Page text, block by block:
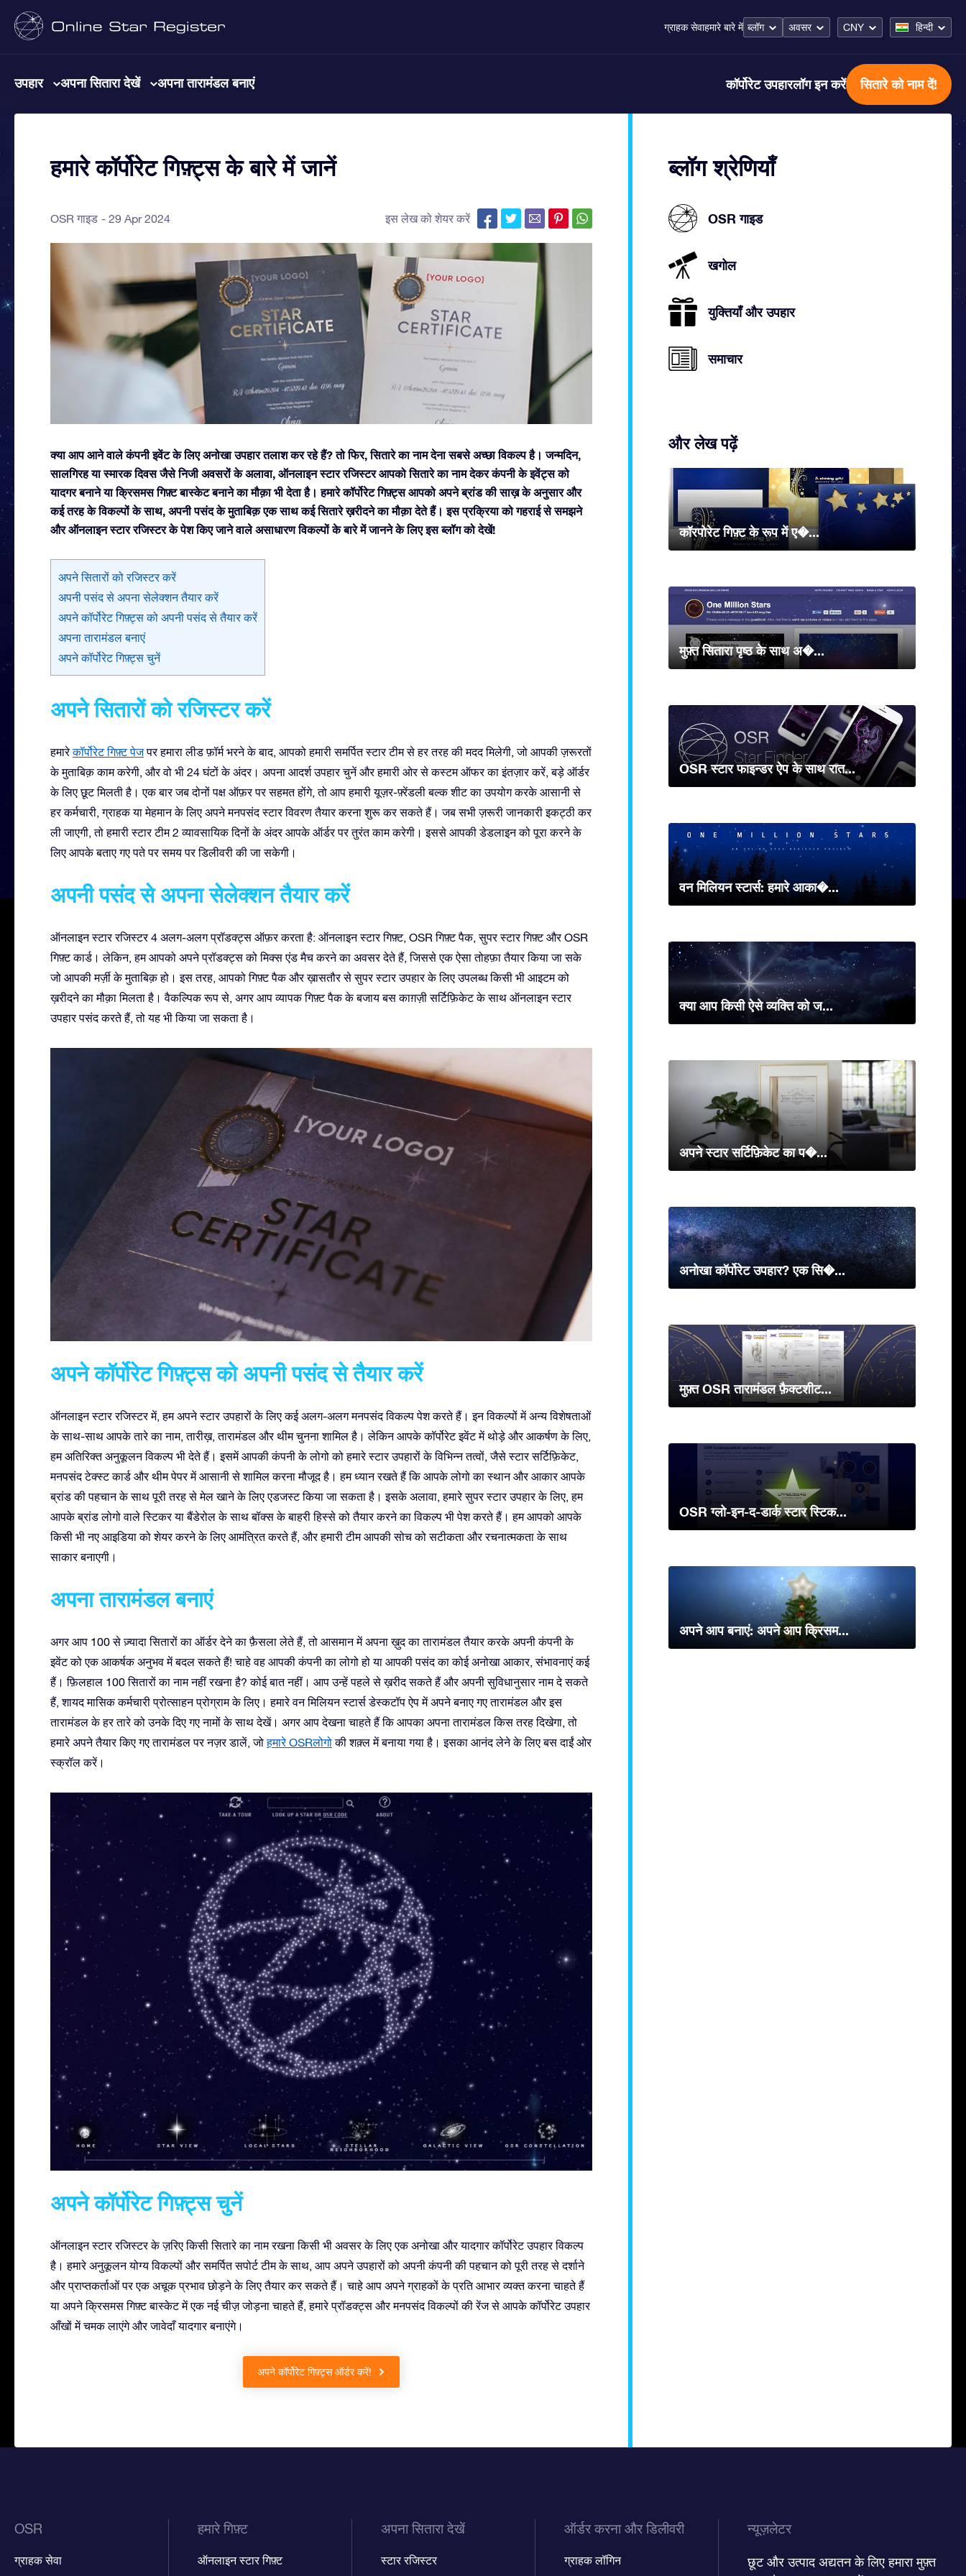
ग्राहक सेवाहमारे बारे में ब्लॉग अवसर CNY हिन्दी
उपहार अपना सितारा देखें अपना तारामंडल बनाएं कॉर्पोरेट उपहारलॉग इन करें सितारे को नाम दें!
हमारे कॉर्पोरेट गिफ़्ट्स के बारे में जानें
OSR गाइड 29 Apr 2024 इस लेख को शेयर करें
क्या आप आने वाले कंपनी इवेंट के लिए अनोखा उपहार तलाश कर रहे हैं? तो फिर, सितारे का नाम देना सबसे अच्छा विकल्प है। जन्मदिन,
सालगिरह या स्मारक दिवस जैसे निजी अवसरों के अलावा, ऑनलाइन स्टार रजिस्टर आपको सितारे का नाम देकर कंपनी के इवेंट्स को
यादगर बनाने या क्रिसमस गिफ़्ट बास्केट बनाने का मौक़ा भी देता है। हमारे कॉर्पोरेट गिफ़्ट्स आपको अपने ब्रांड की साख़ के अनुसार और
कई तरह के विकल्पों के साथ, अपनी पसंद के मुताबिक़ एक साथ कई सितारे ख़रीदने का मौक़ा देते हैं। इस प्रक्रिया को गहराई से समझने
और ऑनलाइन स्टार रजिस्टर के पेश किए जाने वाले असाधारण विकल्पों के बारे में जानने के लिए इस ब्लॉग को देखें!
अपने सितारों को रजिस्टर करें
अपनी पसंद से अपना सेलेक्शन तैयार करें
अपने कॉर्पोरेट गिफ़्ट्स को अपनी पसंद से तैयार करें
अपना तारामंडल बनाएं
अपने कॉर्पोरेट गिफ़्ट्स चुनें
अपने सितारों को रजिस्टर करें
हमारेकॉर्पोरेट गिफ़्ट पेजपर हमारा लीड फ़ॉर्म भरने के बाद, आपकोहमारी समर्पित स्टार टीम से हर तरह की मदद मिलेगी, जो आपकी ज़रूरतों
के मुताबिक़ काम करेगी, और वो भी 24 घंटों के अंदर। अपना आदर्श उपहार चुनें और हमारी ओर से कस्टम ऑफर का इंतज़ार करें, बड़े ऑर्डर
के लिए छूट मिलती है। एक बार जब दोनों पक्ष ऑफ़र पर सहमत होंगे, तो आप हमारी यूज़र-फ़्रेंडली बल्क शीट का उपयोग करके आसानी से
हर कर्मचारी, ग्राहक या मेहमान के लिए अपने मनपसंद स्टार विवरण तैयार करना शुरू कर सकते हैं। जब सभी ज़रूरी जानकारी इकट्ठी कर
ली जाएगी, तो हमारी स्टार टीम 2 व्यावसायिक दिनों के अंदर आपके ऑर्डर पर तुरंत काम करेगी। इससे आपकी डेडलाइन को पूरा करने के
लिए आपके बताए गए पते पर समय पर डिलीवरी की जा सकेगी।
अपनी पसंद से अपना सेलेक्शन तैयार करें
ऑनलाइन स्टार रजिस्टर 4 अलग-अलग प्रॉडक्ट्स ऑफ़र करता है: ऑनलाइन स्टार गिफ़्ट, OSR गिफ़्ट पैक, सुपर स्टार गिफ़्ट और OSR
गिफ़्ट कार्ड। लेकिन, हम आपको अपने प्रॉडक्ट्स को मिक्स एंड मैच करने का अवसर देते हैं, जिससे एक ऐसा तोहफ़ा तैयार किया जा सके
जो आपकी मर्ज़ी के मुताबिक़ हो। इस तरह, आपको गिफ़्ट पैक और ख़ासतौर से सुपर स्टार उपहार के लिए उपलब्ध किसी भी आइटम को
ख़रीदने का मौक़ा मिलता है। वैकल्पिक रूप से, अगर आप व्यापक गिफ़्ट पैक के बजाय बस काग़ज़ी सर्टिफ़िकेट के साथ ऑनलाइन स्टार
उपहार पसंद करते हैं, तो यह भी किया जा सकता है।
अपने कॉर्पोरेट गिफ़्ट्स को अपनी पसंद से तैयार करें
ऑनलाइन स्टार रजिस्टर में, हम अपने स्टार उपहारों के लिए कई अलग-अलग मनपसंद विकल्प पेश करते हैं। इन विकल्पों में अन्य विशेषताओं
के साथ-साथ आपके तारे का नाम, तारीख़, तारामंडल और थीम चुनना शामिल है। लेकिन आपके कॉर्पोरेट इवेंट में थोड़े और आकर्षण के लिए,
हम अतिरिक्त अनुकूलन विकल्प भी देते हैं। इसमें आपकी कंपनी के लोगो को हमारे स्टार उपहारों के विभिन्न तत्वों, जैसे स्टार सर्टिफ़िकेट,
मनपसंद टेक्स्ट कार्ड और थीम पेपर में आसानी से शामिल करना मौजूद है। हम ध्यान रखते हैं कि आपके लोगो का स्थान और आकार आपके
ब्रांड की पहचान के साथ पूरी तरह से मेल खाने के लिए एडजस्ट किया जा सकता है। इसके अलावा, हमारे सुपर स्टार उपहार के लिए, हम
आपके ब्रांड लोगो वाले स्टिकर या बैंडेरोल के साथ बॉक्स के बाहरी हिस्से को तैयार करने का विकल्प भी पेश करते हैं। हम आपको आपके
किसी भी नए आइडिया को शेयर करने के लिए आमंत्रित करते हैं, और हमारी टीम आपकी सोच को सटीकता और रचनात्मकता के साथ
साकार बनाएगी।
अपना तारामंडल बनाएं
अगर आप 100 से ज़्यादा सितारों का ऑर्डर देने का फ़ैसला लेते हैं, तो आसमान में अपना ख़ुद का तारामंडल तैयार करके अपनी कंपनी के
इवेंट को एक आकर्षक अनुभव में बदल सकते हैं! चाहे वह आपकी कंपनी का लोगो हो या आपकी पसंद का कोई अनोखा आकार, संभावनाएं कई
हैं। फ़िलहाल 100 सितारों का नाम नहीं रखना है? कोई बात नहीं। आप उन्हें पहले से ख़रीद सकते हैं और अपनी सुविधानुसार नाम दे सकते
हैं, शायद मासिक कर्मचारी प्रोत्साहन प्रोग्राम के लिए। हमारे वन मिलियन स्टार्स डेस्कटॉप ऐप में अपने बनाए गए तारामंडल और इस
तारामंडल के हर तारे को उनके दिए गए नामों के साथ देखें। अगर आप देखना चाहते हैं कि आपका अपना तारामंडल किस तरह दिखेगा, तो
हमारे अपने तैयार किए गए तारामंडल पर नज़र डालें, जोहमारे OSRलोगोकी शक़्ल में बनाया गया है। इसका आनंद लेने के लिए बस दाईं ओर
स्क्रॉल करें।
अपने कॉर्पोरेट गिफ़्ट्स चुनें
ऑनलाइन स्टार रजिस्टर के ज़रिए किसी सितारे का नाम रखना किसी भी अवसर के लिए एक अनोखा और यादगार कॉर्पोरेट उपहार विकल्प
है। हमारे अनुकूलन योग्य विकल्पों और समर्पित सपोर्ट टीम के साथ, आप अपने उपहारों को अपनी कंपनी की पहचान को पूरी तरह से दर्शाने
और प्राप्तकर्ताओं पर एक अचूक प्रभाव छोड़ने के लिए तैयार कर सकते हैं। चाहे आप अपने ग्राहकों के प्रति आभार व्यक्त करना चाहते हैं
या अपने क्रिसमस गिफ़्ट बास्केट में एक नई चीज़ जोड़ना चाहते हैं, हमारे प्रॉडक्ट्स और मनपसंद विकल्पों की रेंज से आपके कॉर्पोरेट उपहार
आँखों में चमक लाएंगे और जावेदाँ यादगार बनाएंगे।
अपने कॉर्पोरेट गिफ़्ट्स ऑर्डर करें!
ब्लॉग श्रेणियाँ
OSR गाइड
खगोल
युक्तियाँ और उपहार
समाचार
और लेख पढ़ें
कॉरपोरेट गिफ़्ट के रूप में ए�...
मुफ़्त सितारा पृष्ठ के साथ अ�...
OSR स्टार फाइन्डर ऐप के साथ रात...
वन मिलियन स्टार्स: हमारे आका�...
क्या आप किसी ऐसे व्यक्ति को ज...
अपने स्टार सर्टिफ़िकेट का प�...
अनोखा कॉर्पोरेट उपहार? एक सि�...
मुफ़्त OSR तारामंडल फ़ैक्टशीट...
OSR ग्लो-इन-द-डार्क स्टार स्टिक...
अपने आप बनाएं: अपने आप क्रिसम...
OSR
ग्राहक सेवा
हमारे गिफ़्ट
ऑनलाइन स्टार गिफ़्ट
अपना सितारा देखें
स्टार रजिस्टर
ऑर्डर करना और डिलीवरी
ग्राहक लॉगिन
न्यूज़लेटर
छूट और उत्पाद अद्यतन के लिए हमारा मुफ़्त